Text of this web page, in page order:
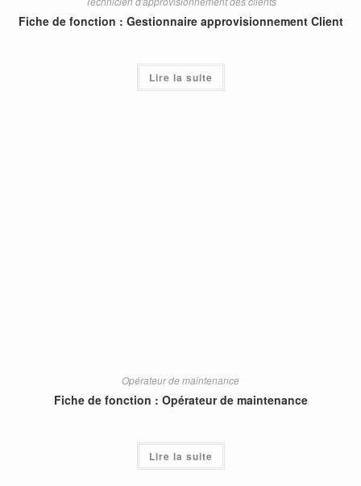
Fiche de fonction : Gestionnaire approvisionnement Client
Lire la suite
Opérateur de maintenance
Fiche de fonction : Opérateur de maintenance
Lire la suite